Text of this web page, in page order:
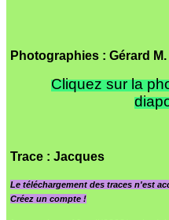
Photographies : Gérard M.
Cliquez sur la
Trace : Jacques
Le téléchargement des traces n'est
Créez un compte !